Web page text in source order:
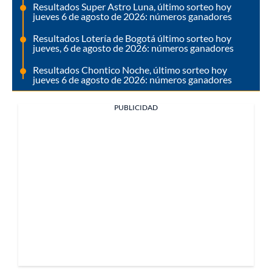
Resultados Super Astro Luna, último sorteo hoy
jueves 6 de agosto de 2026: números ganadores
Resultados Lotería de Bogotá último sorteo hoy
jueves, 6 de agosto de 2026: números ganadores
Resultados Chontico Noche, último sorteo hoy
jueves 6 de agosto de 2026: números ganadores
PUBLICIDAD